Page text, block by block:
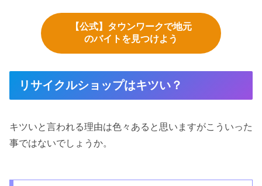
【公式】タウンワークで地元
のバイトを見つけよう
リサイクルショップはキツい？
キツいと言われる理由は色々あると思いますがこういった
事ではないでしょうか。